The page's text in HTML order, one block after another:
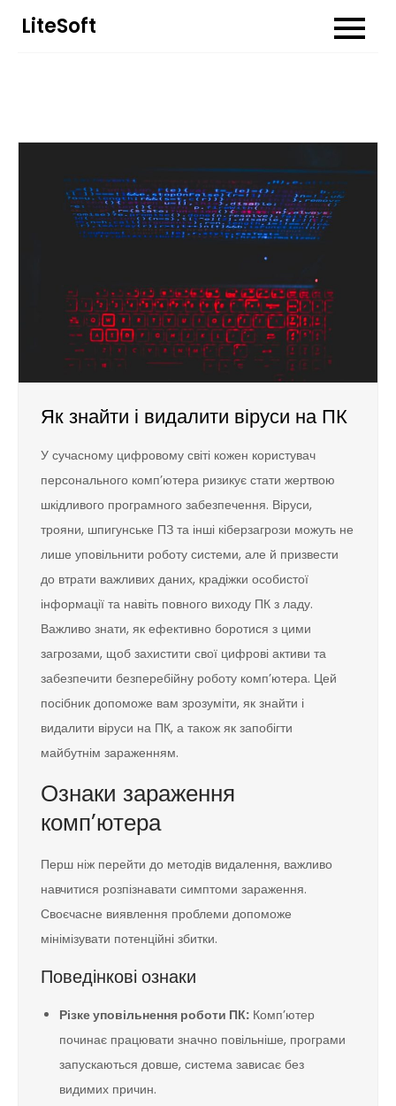
Перейти
LiteSoft
Як знайти і видалити віруси на ПК
У сучасному цифровому світі кожен користувач
персонального комп’ютера ризикує стати жертвою
шкідливого програмного забезпечення. Віруси,
трояни, шпигунське ПЗ та інші кіберзагрози можуть не
лише уповільнити роботу системи, але й призвести
до втрати важливих даних, крадіжки особистої
інформації та навіть повного виходу ПК з ладу.
Важливо знати, як ефективно боротися з цими
загрозами, щоб захистити свої цифрові активи та
забезпечити безперебійну роботу комп’ютера. Цей
посібник допоможе вам зрозуміти, як знайти і
видалити віруси на ПК, а також як запобігти
майбутнім зараженням.
Ознаки зараження
комп’ютера
Перш ніж перейти до методів видалення, важливо
навчитися розпізнавати симптоми зараження.
Своєчасне виявлення проблеми допоможе
мінімізувати потенційні збитки.
Поведінкові ознаки
Різке уповільнення роботи ПК: Комп’ютер
починає працювати значно повільніше, програми
запускаються довше, система зависає без
видимих причин.